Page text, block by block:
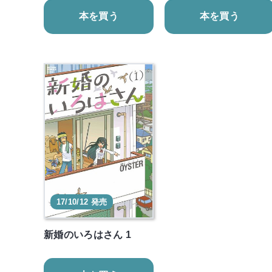
本を買う 本を買う
17/10/12 発売
新婚のいろはさん 1